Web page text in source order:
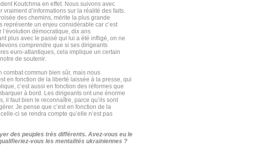
Koutchma en effet. Nous suivons avec
d’informations sur la réalité des faits.
des chemins, mérite la plus grande
représente un enjeu considérable car c’est
démocratique, dix ans
plus avec le passé qui lui a été infligé, on ne
comprendre que si ses dirigeants
euro-atlantiques, cela implique un certain
de soutenir.
combat commun bien sûr, mais nous
en fonction de la liberté laissée à la presse, qui
c’est aussi en fonction des réformes que
à bord. Les dirigeants ont une énorme
il faut bien le reconnaître, parce qu’ils sont
Je pense que c’est en fonction de la
ci se rendra compte qu’elle n’est pas
des peuples très différents. Avez-vous eu le
vous les mentalités ukrainiennes ?